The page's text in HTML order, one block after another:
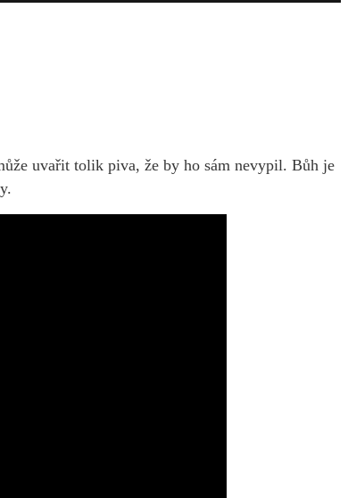
uvařit tolik piva, že by ho sám nevypil. Bůh je